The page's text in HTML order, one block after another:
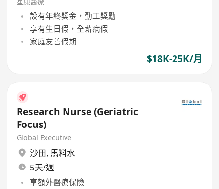
設有年終獎金，勤工獎勵
享有生日假，全薪病假
家庭友善假期
$18K-25K/月
Research Nurse (Geriatric
Focus)
Global Executive
沙田, 馬料水
5天/週
享額外醫療保險